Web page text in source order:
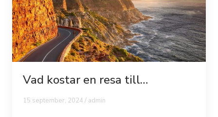
Vad kostar en resa till
Sydafrika?
15 september, 2024 / admin